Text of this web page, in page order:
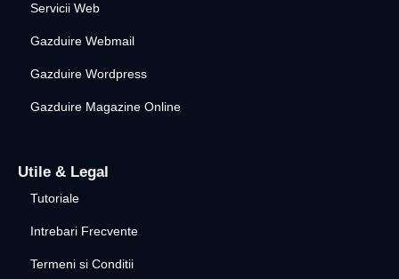
Servicii Web
Gazduire Webmail
Gazduire Wordpress
Gazduire Magazine Online
Utile & Legal
Tutoriale
Intrebari Frecvente
Termeni si Conditii